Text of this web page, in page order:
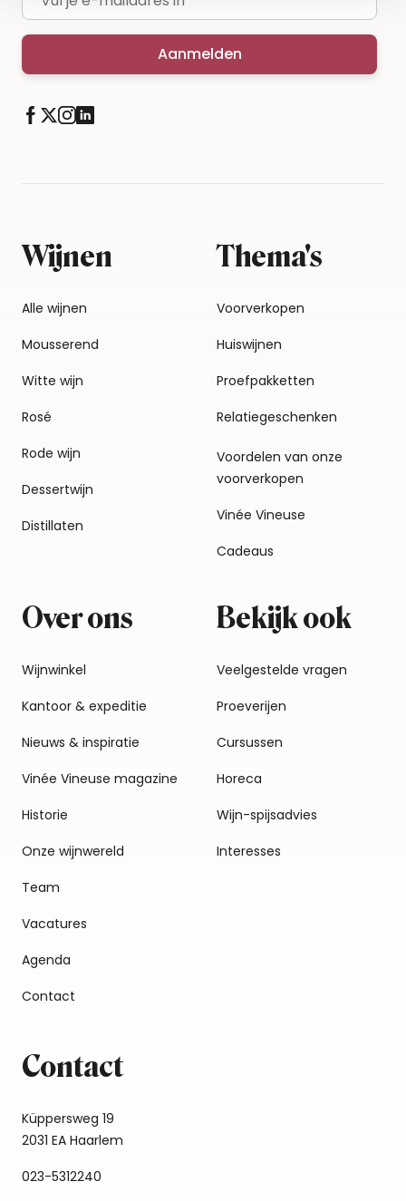
Aanmelden
Wijnen
Alle wijnen
Mousserend
Witte wijn
Rosé
Rode wijn
Dessertwijn
Distillaten
Thema's
Voorverkopen
Huiswijnen
Proefpakketten
Relatiegeschenken
Voordelen van onze
voorverkopen
Vinée Vineuse
Cadeaus
Over ons
Wijnwinkel
Kantoor & expeditie
Nieuws & inspiratie
Vinée Vineuse magazine
Historie
Onze wijnwereld
Team
Vacatures
Agenda
Contact
Bekijk ook
Veelgestelde vragen
Proeverijen
Cursussen
Horeca
Wijn-spijsadvies
Interesses
Contact
Küppersweg 19
2031 EA Haarlem
023-5312240